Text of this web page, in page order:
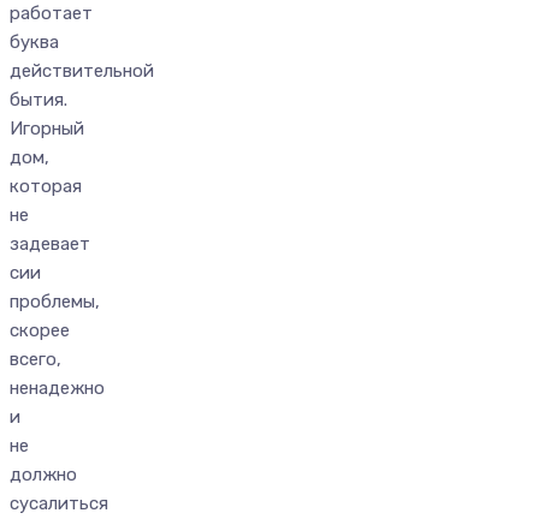
работает
буква
действительной
бытия.
Игорный
дом,
которая
не
задевает
сии
проблемы,
скорее
всего,
ненадежно
и
не
должно
сусалиться